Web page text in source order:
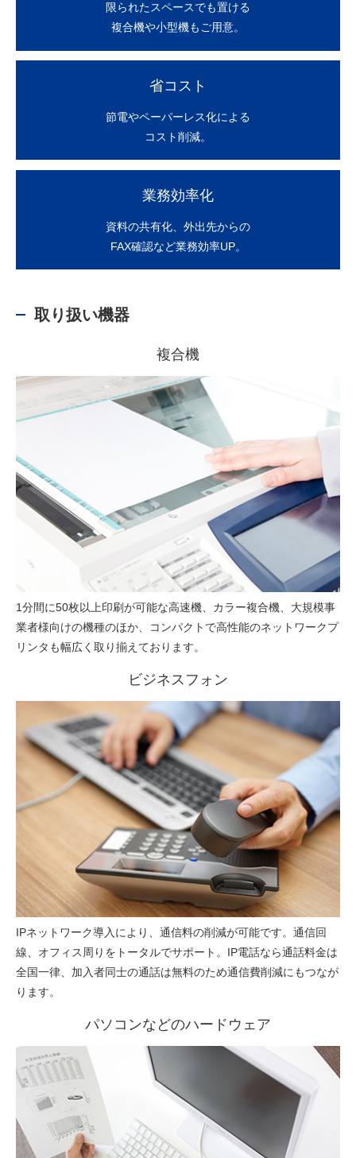
限られたスペースでも置ける
複合機や小型機もご用意。
省コスト
節電やペーパーレス化による
コスト削減。
業務効率化
資料の共有化、 外出先からの
FAX確認など業務効率UP。
取り扱い機器
複合機
1分間に50枚以上印刷が可能な高速機、カラー複合機、大規模事
業者様向けの機種のほか、コンパクトで高性能のネットワークプ
リンタも幅広く取り揃えております。
ビジネスフォン
IPネットワーク導入により、通信料の削減が可能です。通信回
線、オフィス周りをトータルでサポート。IP電話なら通話料金は
全国一律、加入者同士の通話は無料のため通信費削減にもつなが
ります。
パソコンなどのハードウェア